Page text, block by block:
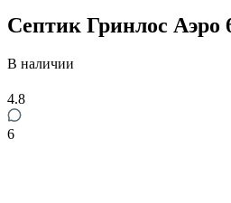
Септик Гринлос Аэро
В наличии
4.8
6